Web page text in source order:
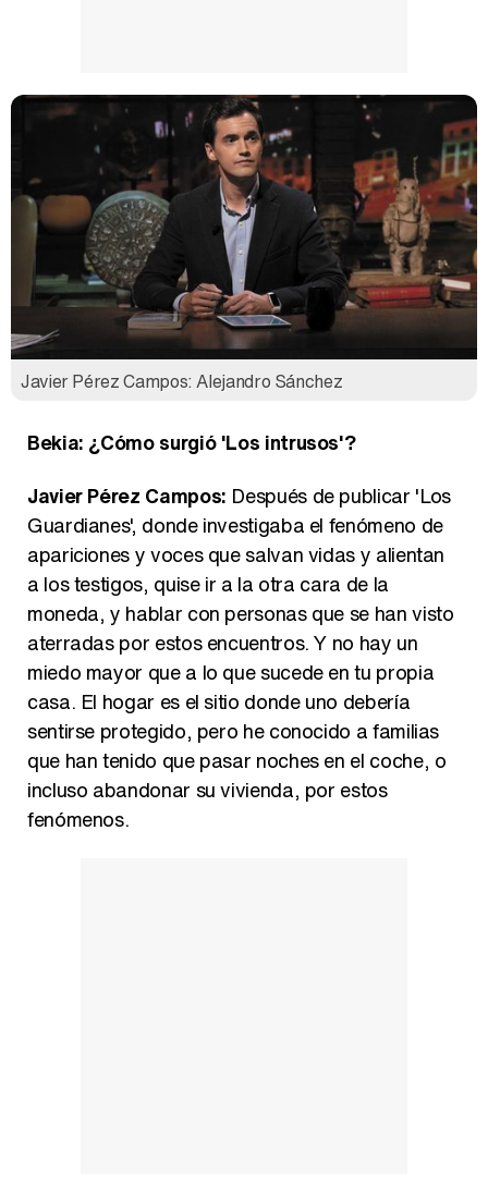
Javier Pérez Campos: Alejandro Sánchez
Bekia: ¿Cómo surgió 'Los intrusos'?
Javier Pérez Campos: Después de publicar 'Los
Guardianes', donde investigaba el fenómeno de
apariciones y voces que salvan vidas y alientan
a los testigos, quise ir a la otra cara de la
moneda, y hablar con personas que se han visto
aterradas por estos encuentros. Y no hay un
miedo mayor que a lo que sucede en tu propia
casa. El hogar es el sitio donde uno debería
sentirse protegido, pero he conocido a familias
que han tenido que pasar noches en el coche, o
incluso abandonar su vivienda, por estos
fenómenos.